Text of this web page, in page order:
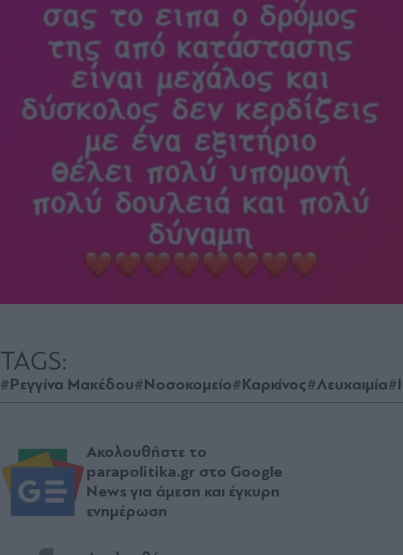
TAGS:
#Ρεγγίνα Μακέδου#Νοσοκομείο#Καρκίνος#Λευχαιμία
Ακολουθήστε το
parapolitika.gr στο Google
News για άμεση και έγκυρη
ενημέρωση